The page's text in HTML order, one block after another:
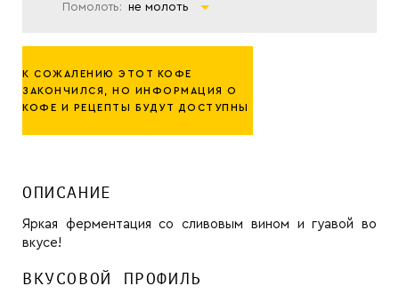
ОПИСАНИЕ
Яркая ферментация со сливовым вином и гуавой во
вкусе!
ВКУСОВОЙ ПРОФИЛЬ
Помолоть: не молоть
К СОЖАЛЕНИЮ ЭТОТ КОФЕ
ЗАКОНЧИЛСЯ, НО ИНФОРМАЦИЯ О
КОФЕ И РЕЦЕПТЫ БУДУТ ДОСТУПНЫ